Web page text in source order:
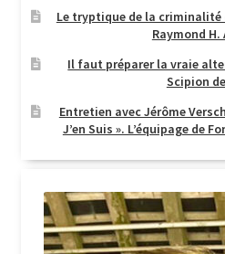
Le tryptique de la criminalité
Raymond H.
Il faut préparer la vraie
Scipion
Entretien avec Jérôme
J’en Suis ». L’équipage de